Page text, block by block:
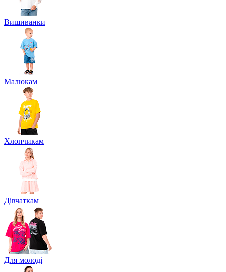
Вишиванки
Малюкам
Хлопчикам
Дівчаткам
Для молоді